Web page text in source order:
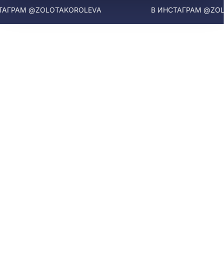
@ZOLOTAKOROLEVA В ИНСТАГРАМ